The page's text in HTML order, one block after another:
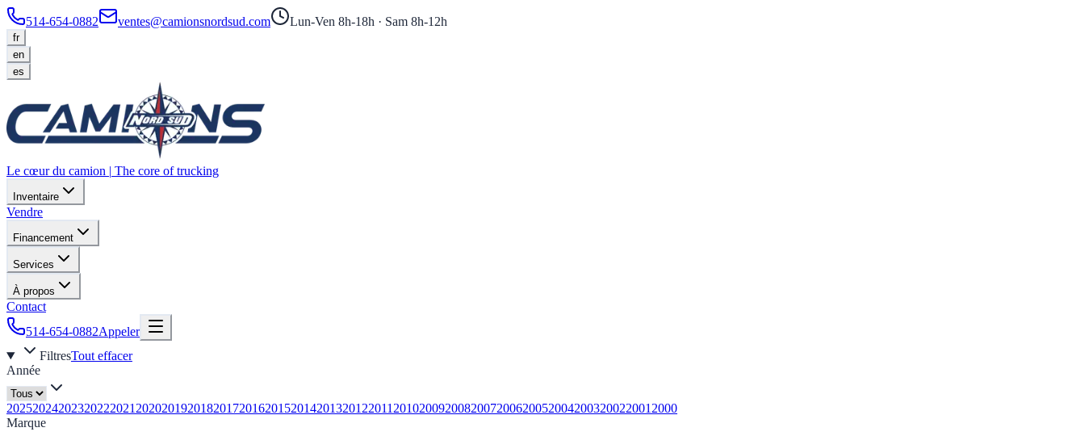
514-654-0882 ventes@camionsnordsud.com Lun-Ven 8h-18h · Sam 8h-12h
fr
en
es
Le cœur du camion | The core of trucking
Inventaire
Vendre
Financement
Services
À propos
Contact
514-654-0882Appeler
FiltresTout effacer
Année
20252024202320222021 2020201920182017201620152014201320122011 2010200920082007200620052004200320022001 2000
Marque